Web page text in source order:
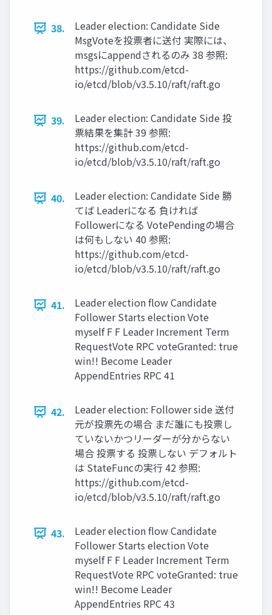
38.
Leader election: Candidate Side
MsgVoteを投票者に送付 実際には、
msgsにappendされるのみ 38 参照:
https://github.com/etcd-
io/etcd/blob/v3.5.10/raft/raft.go
39.
Leader election: Candidate Side 投
票結果を集計 39 参照:
https://github.com/etcd-
io/etcd/blob/v3.5.10/raft/raft.go
40.
Leader election: Candidate Side 勝
てば Leaderになる 負ければ
Followerになる VotePendingの場合
は何もしない 40 参照:
https://github.com/etcd-
io/etcd/blob/v3.5.10/raft/raft.go
41.
Leader election ﬂow Candidate
Follower Starts election Vote
myself F F Leader Increment Term
RequestVote RPC voteGranted: true
win!! Become Leader
AppendEntries RPC 41
42.
Leader election: Follower side 送付
元が投票先の場合 まだ誰にも投票し
ていないかつリーダーが分からない
場合 投票する 投票しない デフォルト
は StateFuncの実行 42 参照:
https://github.com/etcd-
io/etcd/blob/v3.5.10/raft/raft.go
43.
Leader election ﬂow Candidate
Follower Starts election Vote
myself F F Leader Increment Term
RequestVote RPC voteGranted: true
win!! Become Leader
AppendEntries RPC 43